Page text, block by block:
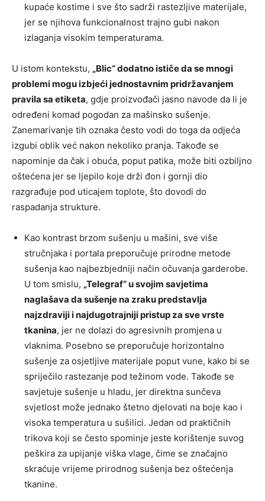
kupaće kostime i sve što sadrži rastezljive materijale,
jer se njihova funkcionalnost trajno gubi nakon
izlaganja visokim temperaturama.
U istom kontekstu, „Blic“ dodatno ističe da se mnogi
problemi mogu izbjeći jednostavnim pridržavanjem
pravila sa etiketa, gdje proizvođači jasno navode da li je
određeni komad pogodan za mašinsko sušenje.
Zanemarivanje tih oznaka često vodi do toga da odjeća
izgubi oblik već nakon nekoliko pranja. Takođe se
napominje da čak i obuća, poput patika, može biti ozbiljno
oštećena jer se ljepilo koje drži đon i gornji dio
razgrađuje pod uticajem toplote, što dovodi do
raspadanja strukture.
Kao kontrast brzom sušenju u mašini, sve više
stručnjaka i portala preporučuje prirodne metode
sušenja kao najbezbjedniji način očuvanja garderobe.
U tom smislu, „Telegraf“ u svojim savjetima
naglašava da sušenje na zraku predstavlja
najzdraviji i najdugotrajniji pristup za sve vrste
tkanina, jer ne dolazi do agresivnih promjena u
vlaknima. Posebno se preporučuje horizontalno
sušenje za osjetljive materijale poput vune, kako bi se
spriječilo rastezanje pod težinom vode. Takođe se
savjetuje sušenje u hladu, jer direktna sunčeva
svjetlost može jednako štetno djelovati na boje kao i
visoka temperatura u sušilici. Jedan od praktičnih
trikova koji se često spominje jeste korištenje suvog
peškira za upijanje viška vlage, čime se značajno
skraćuje vrijeme prirodnog sušenja bez oštećenja
tkanine.